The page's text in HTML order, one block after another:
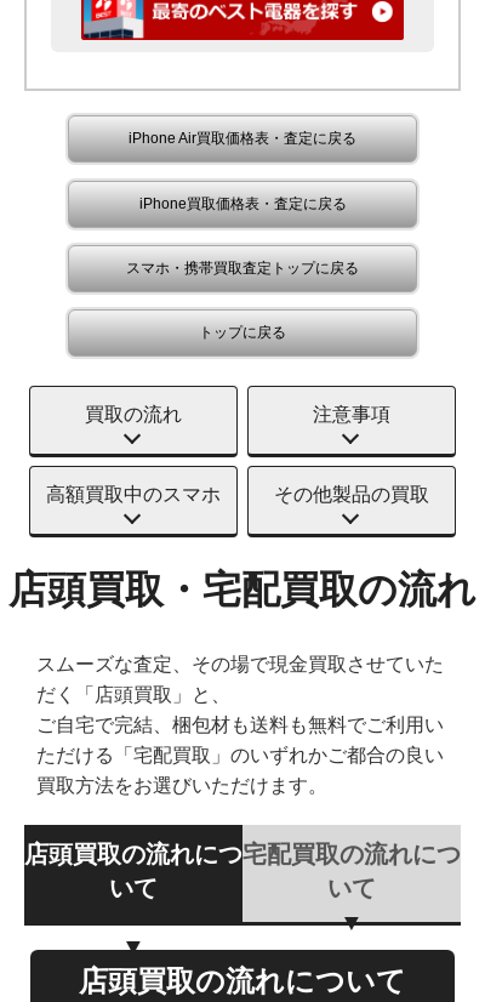
iPhone Air買取価格表・査定に戻る
iPhone買取価格表・査定に戻る
スマホ・携帯買取査定トップに戻る
トップに戻る
買取の流れ 注意事項
高額買取中のスマホ その他製品の買取
店頭買取・宅配買取の流れ
スムーズな査定、その場で現金買取させていた
だく「店頭買取」と、
ご自宅で完結、梱包材も送料も無料でご利用い
ただける「宅配買取」のいずれかご都合の良い
買取方法をお選びいただけます。
店頭買取の流れにつ
いて
宅配買取の流れにつ
いて
店頭買取の流れについて